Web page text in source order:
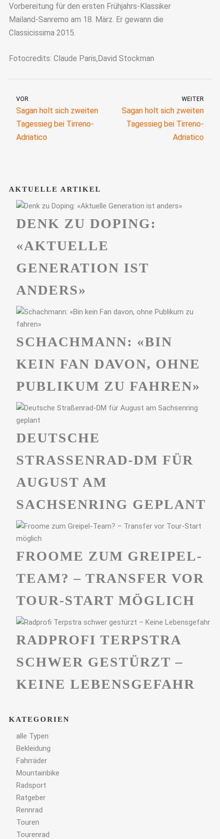
Vorbereitung für den ersten Frühjahrs-Klassiker
Mailand-Sanremo am 18. März. Er gewann die
Classicissima 2015.
Fotocredits: Claude Paris,David Stockman
VOR
Sagan holt sich zweiten
Tagessieg bei Tirreno-
Adriatico
WEITER
Sagan holt sich zweiten
Tagessieg bei Tirreno-
Adriatico
AKTUELLE ARTIKEL
DENK ZU DOPING:
«AKTUELLE
GENERATION IST
ANDERS»
SCHACHMANN: «BIN
KEIN FAN DAVON, OHNE
PUBLIKUM ZU FAHREN»
DEUTSCHE
STRASSENRAD-DM FÜR A
UGUST AM S
ACHSENRING GEPLANT
FROOME ZUM GREIPEL-
TEAM? – TRANSFER VOR
TOUR-START MÖGLICH
RADPROFI TERPSTRA
SCHWER GESTÜRZT –
KEINE LEBENSGEFAHR
KATEGORIEN
alle Typen
Bekleidung
Fahrräder
Mountainbike
Radsport
Ratgeber
Rennrad
Touren
Tourenrad